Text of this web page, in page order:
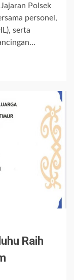
Polsek
personel,
serta
Raih